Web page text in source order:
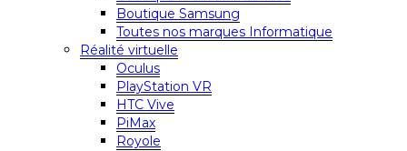
Boutique Samsung
Toutes nos marques Informatique
Réalité virtuelle
Oculus
PlayStation VR
HTC Vive
PiMax
Royole